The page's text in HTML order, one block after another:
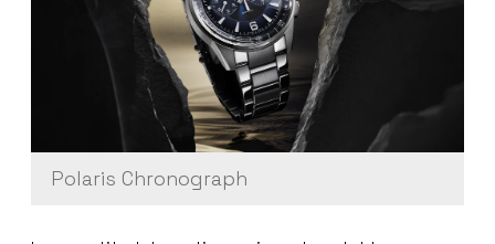
Polaris Chronograph